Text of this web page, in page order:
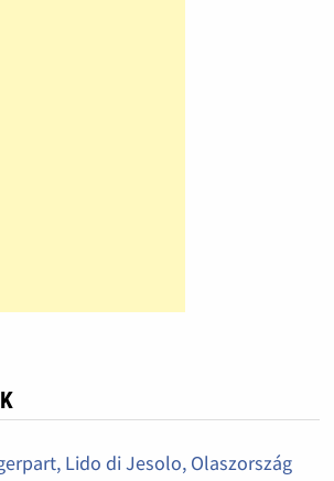
Lido di Jesolo, Olaszország